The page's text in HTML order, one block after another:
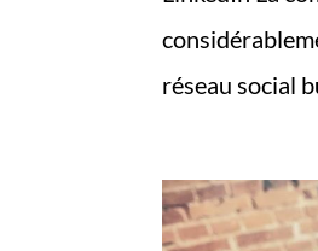
réseau social